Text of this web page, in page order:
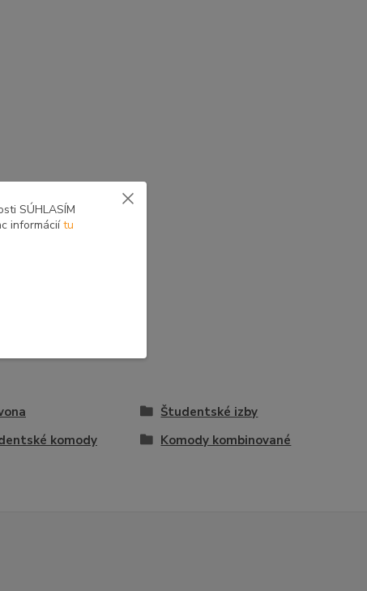
Študentské izby
komody Komody kombinované
SÚHLASÍM
informáciítu